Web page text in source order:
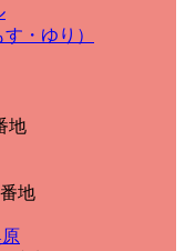
・ゆり）
地
番地